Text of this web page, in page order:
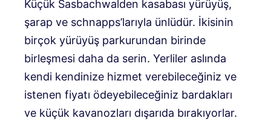
Küçük Sasbachwalden kasabası yürüyüş,
şarap ve schnapps’larıyla ünlüdür. İkisinin
birçok yürüyüş parkurundan birinde
birleşmesi daha da serin. Yerliler aslında
kendi kendinize hizmet verebileceğiniz ve
istenen fiyatı ödeyebileceğiniz bardakları
ve küçük kavanozları dışarıda bırakıyorlar.